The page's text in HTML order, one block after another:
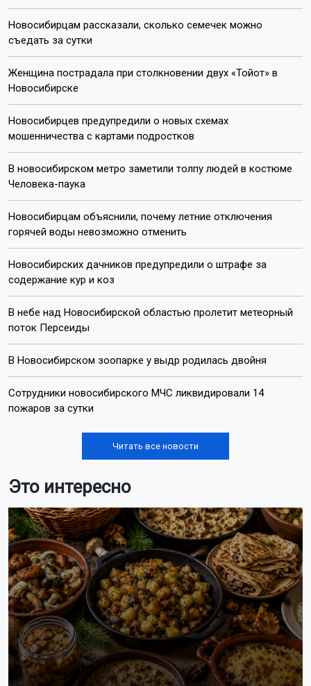
Новосибирцам рассказали, сколько семечек можно
съедать за сутки
Женщина пострадала при столкновении двух «Тойот» в
Новосибирске
Новосибирцев предупредили о новых схемах
мошенничества с картами подростков
В новосибирском метро заметили толпу людей в костюме
Человека-паука
Новосибирцам объяснили, почему летние отключения
горячей воды невозможно отменить
Новосибирских дачников предупредили о штрафе за
содержание кур и коз
В небе над Новосибирской областью пролетит метеорный
поток Персеиды
В Новосибирском зоопарке у выдр родилась двойня
Сотрудники новосибирского МЧС ликвидировали 14
пожаров за сутки
Читать все новости
Это интересно